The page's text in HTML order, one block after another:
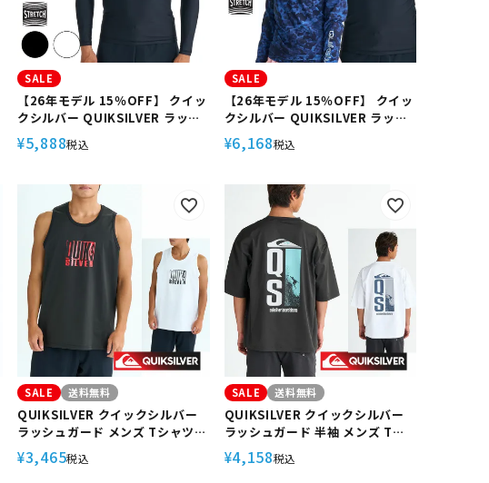
SALE
【26年モデル 15％OFF】 クイッ
クシルバー QUIKSILVER ラッシ
ュガード メンズ 長袖 ハイネック
UPF50+ 速乾 4WAYストレッチ
ト サーフィン 海 OMNI LR
QLY261003
¥5,888税込
SALE
【26年モデル 15％OFF】 クイッ
クシルバー QUIKSILVER ラッシ
ュガード メンズ 長袖 ハイネック
UPF50+ 速乾 4WAYストレッチ
ト ユニセックス サーフィン ALL
TIME LR QLY261002
¥6,168税込
SALE 送料無料
QUIKSILVER クイックシルバー
ラッシュガード メンズ Tシャツ
タンクトップ ラッシュT DROP
BOX TANK QLY252018 速乾 UV
¥3,465税込
SALE 送料無料
QUIKSILVER クイックシルバー
ラッシュガード 半袖 メンズ Tシ
ャツ ラッシュT GW QUIK DROP
SS QLY251014 速乾 UVカット
¥4,158税込